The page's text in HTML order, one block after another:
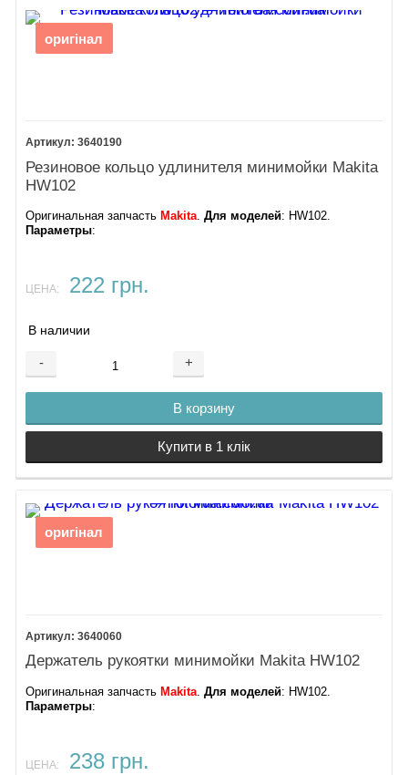
оригінал
3640190
Резиновое кольцо удлинителя минимойки Makita
HW102
Оригинальная запчасть Makita.Для моделей: HW102.
Параметры:
ЦЕНА: 222 грн.
В наличии
- +
В корзину
Купити в 1 клік
оригінал
3640060
Держатель рукоятки минимойки Makita HW102
Оригинальная запчасть Makita.Для моделей: HW102.
Параметры:
ЦЕНА: 238 грн.